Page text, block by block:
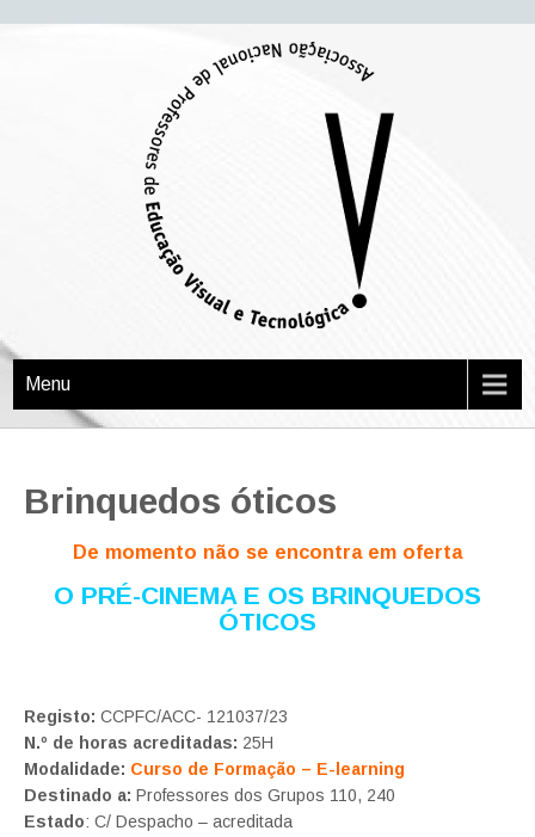
APEVT
Associação Nacional de Professores de Educação Visual e Tecnológica
Menu
Brinquedos óticos
De momento não se encontra em oferta
O PRÉ-CINEMA E OS BRINQUEDOS
ÓTICOS
Registo: CCPFC/ACC- 121037/23
N.º de horas acreditadas: 25H
Modalidade: Curso de Formação – E-learning
Destinado a: Professores dos Grupos 110, 240
Estado: C/ Despacho – acreditada